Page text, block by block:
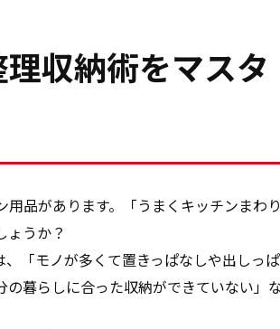
収納術をマスタ
品があります。「うまくキッチンまわり
ょうか？
「モノが多くて置きっぱなしや出しっぱ
暮らしに合った収納ができていない」